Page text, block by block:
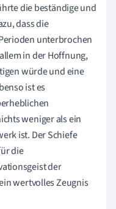
die beständige und
dass die
unterbrochen
in der Hoffnung,
würde und eine
ist es
weniger als ein
ist. Der Schiefe
die
der
wertvolles Zeugnis